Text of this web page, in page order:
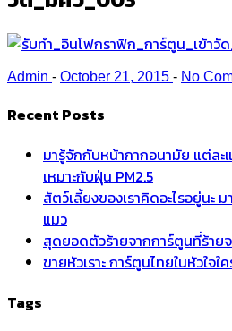
Admin - October 21, 2015 - No
Recent Posts
มารู้จักกับหน้ากากอนามัย แต่ละ
เหมาะกับฝุ่น PM2.5
สัตว์เลี้ยงของเราคิดอะไรอยู่นะ
แมว
สุดยอดตัวร้ายจากการ์ตูนที่ร้าย
ขายหัวเราะ การ์ตูนไทยในหัวใจใ
Tags